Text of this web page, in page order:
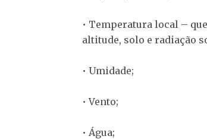
• Temperatura local –
altitude, solo e radiação
• Umidade;
• Vento;
• Água;